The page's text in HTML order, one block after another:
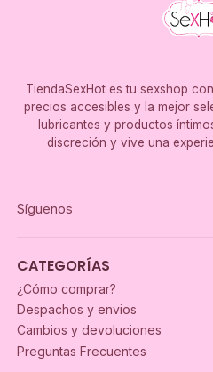
TiendaSexHot es tu sexshop
precios accesibles y la mejor
lubricantes y productos
discreción y vive una
Síguenos
CATEGORÍAS
¿Cómo comprar?
Despachos y envios
Cambios y devoluciones
Preguntas Frecuentes